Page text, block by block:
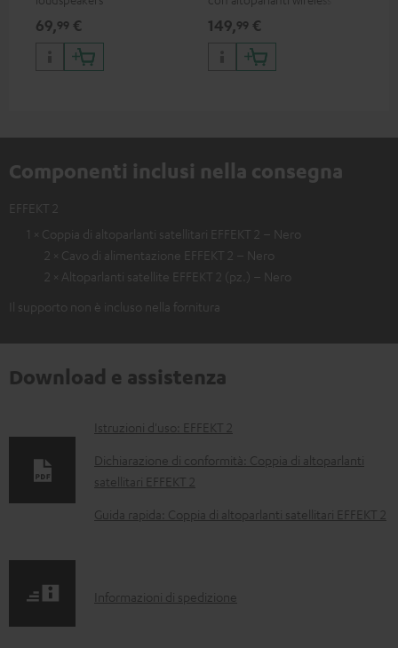
69,99 €
(satelliti CS 25 FCR)
149,99 €
Componenti inclusi nella consegna
EFFEKT 2
1 × Coppia di altoparlanti satellitari EFFEKT 2 – Nero
2 × Cavo di alimentazione EFFEKT 2 – Nero
2 × Altoparlanti satellite EFFEKT 2 (pz.) – Nero
Il supporto non è incluso nella fornitura
Download e assistenza
D
o
c
u
Istruzioni d'uso: EFFEKT 2
Dichiarazione di conformità: Coppia di altoparlanti
satellitari EFFEKT 2
Guida rapida: Coppia di altoparlanti satellitari EFFEKT 2
IInformazioni di spedizione